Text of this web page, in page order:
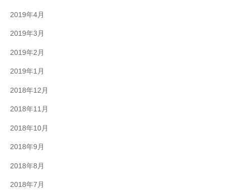
2019年4月
2019年3月
2019年2月
2019年1月
2018年12月
2018年11月
2018年10月
2018年9月
2018年8月
2018年7月